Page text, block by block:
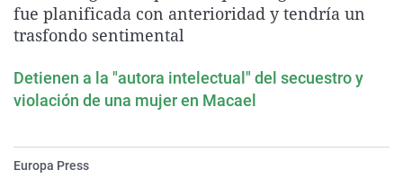
La rosa de los vientos
Como el perro y el
Caso
Equipo de
Extremadura
La Rioja
Virales
Elecciones
fue planificada con anterioridad y tendría un
trasfondo sentimental
Detienen a la "autora intelectual" del secuestro y
violación de una mujer en Macael
Europa Press